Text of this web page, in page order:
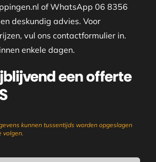
of WhatsApp 06 8356
deskundig advies. Voor
vul ons contactformulier in.
enkele dagen.
een offerte
kunnen tussentijds worden opgeslagen
volgen.